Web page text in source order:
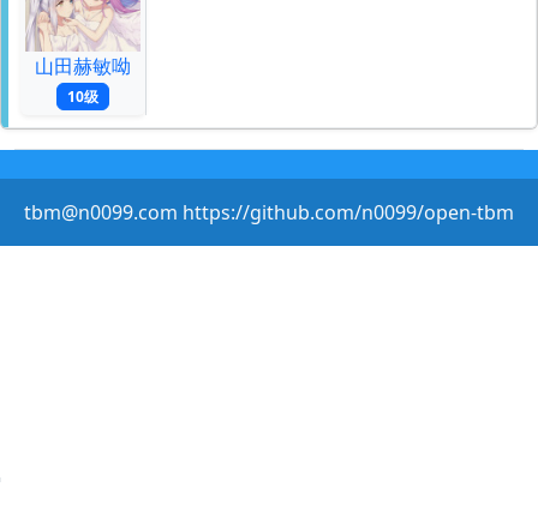
山田赫敏呦
10级
tbm@n0099.com https://github.com/n0099/open-tbm